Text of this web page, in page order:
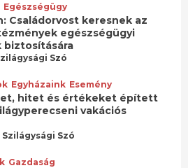
Egészségügy
Családorvost keresnek az
egészségügyi
biztosítására
Szó
Egyházaink Esemény
hitet és értékeket épített
vakációs
Szilágysági Szó
Gazdaság